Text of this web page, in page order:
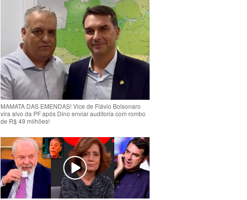
MAMATA DAS EMENDAS! Vice de Flávio Bolsonaro
vira alvo da PF após Dino enviar auditoria com rombo
de R$ 49 milhões!